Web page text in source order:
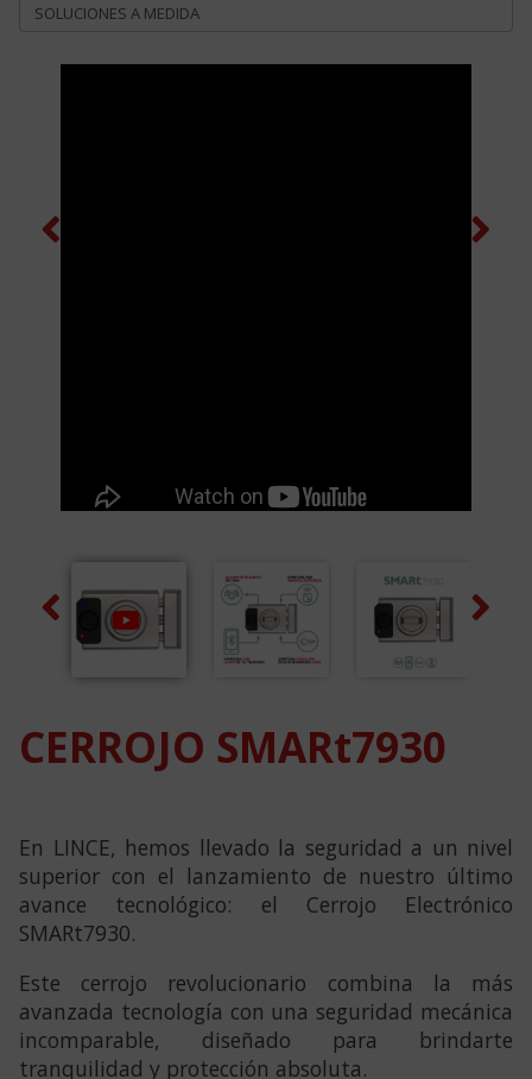
SOLUCIONES A MEDIDA
Previous
CERROJO SMARt7930
En LINCE, hemos llevado la seguridad a un nivel
superior con el lanzamiento de nuestro último
avance tecnológico: el Cerrojo Electrónico
SMARt7930.
Este cerrojo revolucionario combina la más
avanzada tecnología con una seguridad mecánica
incomparable, diseñado para brindarte
tranquilidad y protección absoluta.